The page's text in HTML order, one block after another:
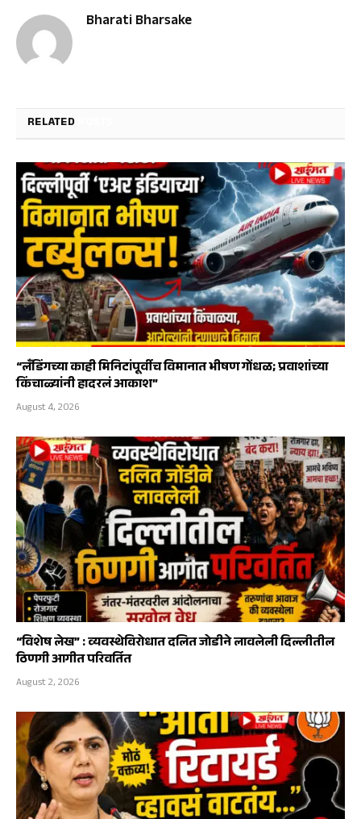
Bharati Bharsake
RELATED
“लँडिंगच्या काही मिनिटांपूर्वीच विमानात भीषण गोंधळ; प्रवाशांच्या
किंचाळ्यांनी हादरलं आकाश”
August 4, 2026
“विशेष लेख” : व्यवस्थेविरोधात दलित जोडीने लावलेली दिल्लीतील
ठिणगी आगीत परिवर्तित
August 2, 2026